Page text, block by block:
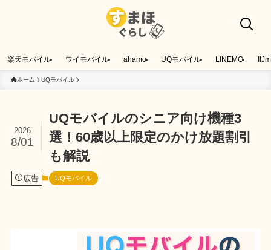
楽天モバイル ワイモバイル ahamo UQモバイル LINEMO
ホーム UQモバイル
UQモバイルのシニア向け機種3
選！60歳以上限定のかけ放題割引
も解説
2026
8/01
広告 UQモバイル